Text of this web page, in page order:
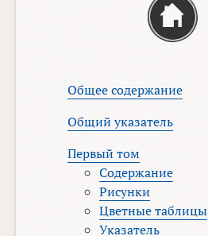
Общее содержание
Общий указатель
Первый том
Содержание
Рисунки
Цветные таблицы
Указатель